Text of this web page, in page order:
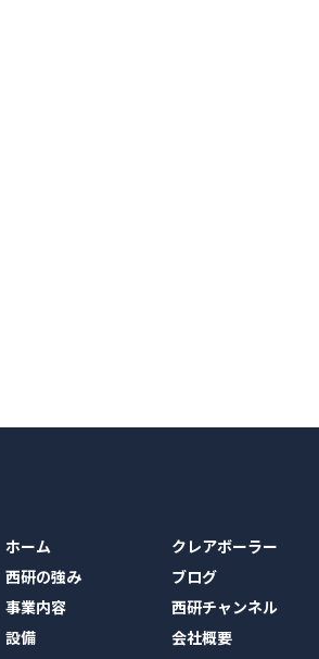
ホーム
西研の強み
事業内容
設備
クレアボーラー
ブログ
西研チャンネル
会社概要